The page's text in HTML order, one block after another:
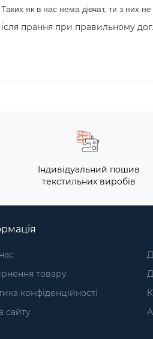
як в нас нема дівчат, ти з них
прання при правильному
Індивідуальний пошив
текстильних виробів
товару
конфіденційності
сайту